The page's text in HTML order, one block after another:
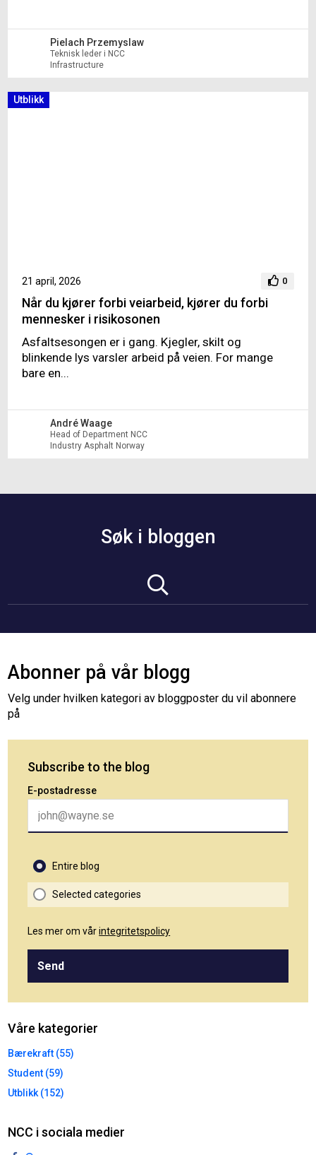
Pielach Przemyslaw
Teknisk leder i NCC
Infrastructure
Utblikk
21 april, 2026 0
Når du kjører forbi veiarbeid, kjører du forbi
mennesker i risikosonen
Asfaltsesongen er i gang. Kjegler, skilt og
blinkende lys varsler arbeid på veien. For mange
bare en...
André Waage
Head of Department NCC
Industry Asphalt Norway
Søk i bloggen
Abonner på vår blogg
Velg under hvilken kategori av bloggposter du vil abonnere
på
Subscribe to the blog
E-postadresse
Entire blog
Selected categories
Les mer om vårintegritetspolicy
Send
Våre kategorier
Bærekraft (55)
Student (59)
Utblikk (152)
NCC i sociala medier